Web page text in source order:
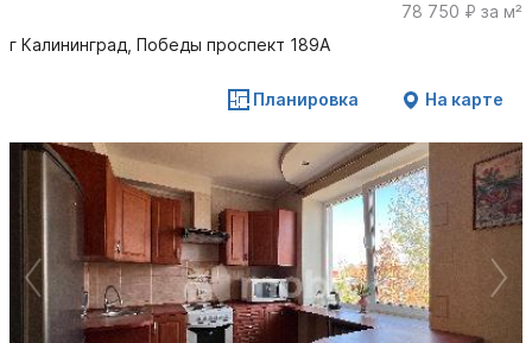
78 750 ₽ за м²
г Калининград, Победы проспект 189А
Планировка На карте